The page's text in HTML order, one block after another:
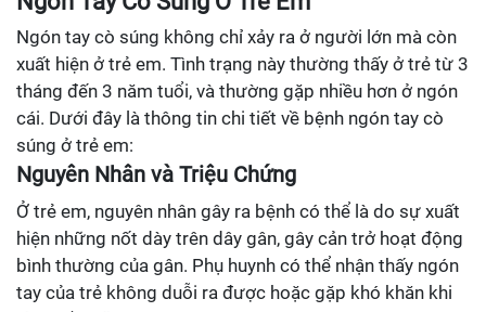
Ngón tay cò súng không chỉ xảy ra ở người lớn mà còn
xuất hiện ở trẻ em. Tình trạng này thường thấy ở trẻ từ 3
tháng đến 3 năm tuổi, và thường gặp nhiều hơn ở ngón
cái. Dưới đây là thông tin chi tiết về bệnh ngón tay cò
súng ở trẻ em:
Nguyên Nhân và Triệu Chứng
Ở trẻ em, nguyên nhân gây ra bệnh có thể là do sự xuất
hiện những nốt dày trên dây gân, gây cản trở hoạt động
bình thường của gân. Phụ huynh có thể nhận thấy ngón
tay của trẻ không duỗi ra được hoặc gặp khó khăn khi